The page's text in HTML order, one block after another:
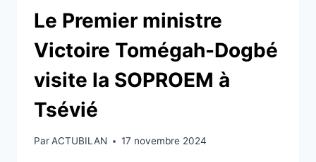
Le Premier ministre
Victoire Tomégah-Dogbé
visite la SOPROEM à
Tsévié
ParACTUBILAN 17 novembre 2024